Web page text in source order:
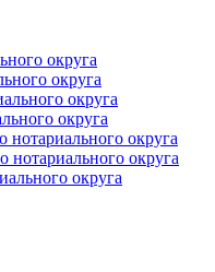
округа
округа
округа
округа
округа
округа
округа